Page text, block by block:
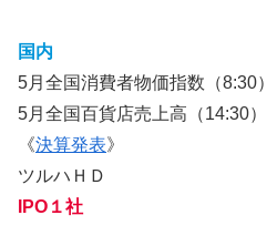
国内
5月全国消費者物価指数（8:30）
5月全国百貨店売上高（14:30）
《決算発表》
ツルハＨＤ
IPO１社